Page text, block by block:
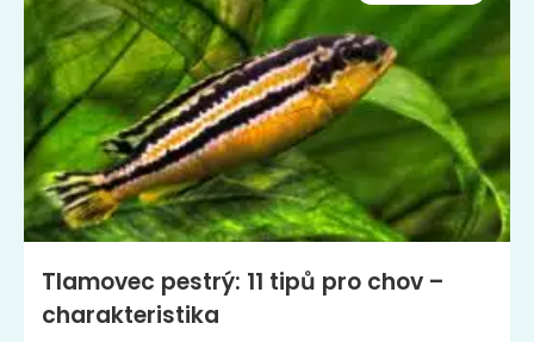
Tlamovec pestrý: 11 tipů pro chov –
charakteristika